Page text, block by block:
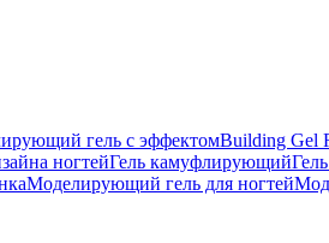
гель с эффектомBuilding Gel
ногтейГель камуфлирующий
Моделирующий гель для ногтей